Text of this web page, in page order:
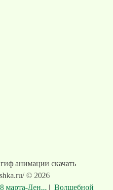
анимации скачать
© 2026
марта-Ден... | Волшебной